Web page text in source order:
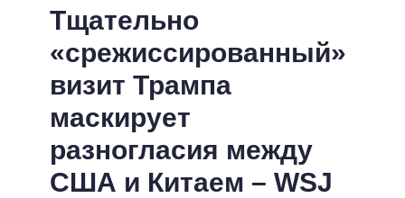
ЛЕНТА
СОБЫТИЯ
СТАТЬИ
ОБЗОРЫ
ДАЙДЖЕСТЫ
ЭКОНОМИКА
ОБЩЕСТВО
ОБЕЩАНИЯ
ПОЛИТИКИ
ВСЕ ПОЛИТИКИ
ПРЕЗИДЕНТ И ОФИС
ВЕРХОВНАЯ РАДА
КАБИНЕТ МИНИСТРОВ
ИНФОГРАФИКА
ВИДЕО
ПОДДЕРЖАТЬ
Тщательно
«срежиссированный»
визит Трампа
маскирует
разногласия между
США и Китаем – WSJ